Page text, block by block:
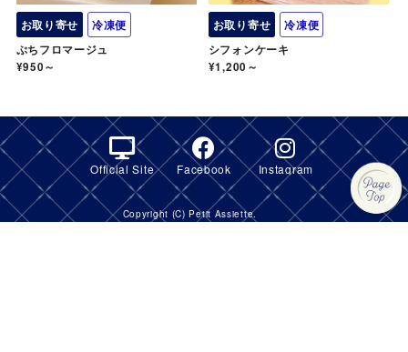
お取り寄せ
冷凍便
ぷちフロマージュ
¥950～
お取り寄せ
冷凍便
シフォンケーキ
¥1,200～
Official Site Facebook Instagram
Copyright (C) Petit Assiette.